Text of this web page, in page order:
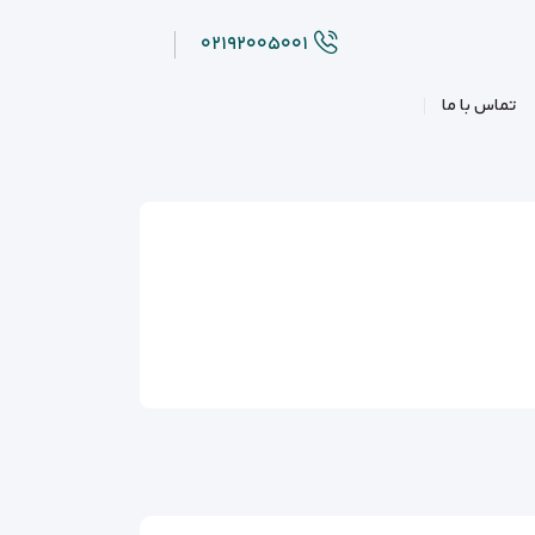
۰۲۱۹۲۰۰۵۰۰۱
تماس با ما